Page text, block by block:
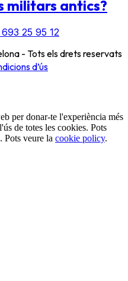
militars antics?
25 95 12
- Tots els drets reservats
d’ús
per donar-te l'experiència més
de totes les cookies. Pots
Pots veure la cookie policy.